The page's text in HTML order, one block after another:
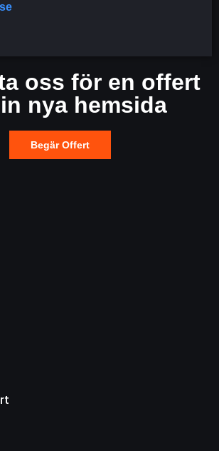
oss för en offert
nya hemsida
Begär Offert